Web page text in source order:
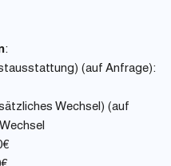
:
(auf Anfrage):
Wechsel) (auf